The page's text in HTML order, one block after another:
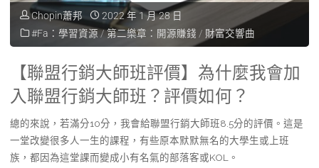
Chopin蕭邦
2022 年 1 月 28 日
#Fa：學習資源 /第二樂章：開源賺錢 / 財富交響曲
【聯盟行銷大師班評價】為什麼我會加
入聯盟行銷大師班？評價如何？
總的來說，若滿分10分，我會給聯盟行銷大師班8.5分的評價。這是
一堂改變很多人一生的課程，有些原本默默無名的大學生或上班
族，都因為這堂課而變成小有名氣的部落客或KOL。